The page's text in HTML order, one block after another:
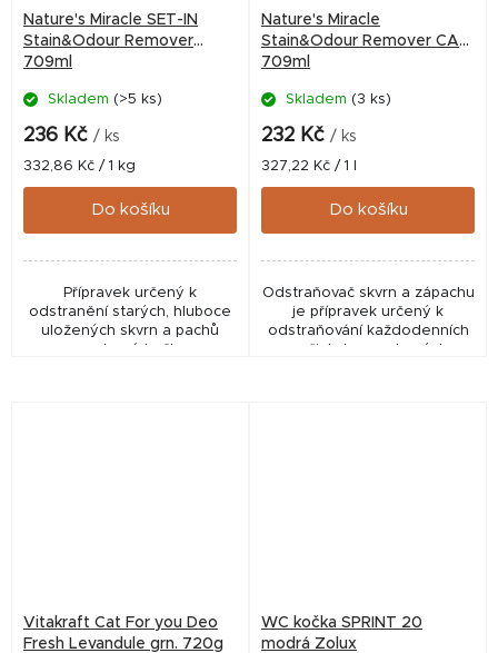
Nature's Miracle SET-IN
Stain&Odour Remover
709ml
Skladem (>5 ks)
236 Kč / ks
Měrná
cena:
332,86 Kč / 1 kg
Do košíku
Přípravek určený k
odstranění starých, hluboce
uložených skvrn a pachů
Nature's Miracle
Stain&Odour Remover CAT
709ml
Skladem (3 ks)
232 Kč / ks
Měrná
cena:
327,22 Kč / 1 l
Do košíku
Odstraňovač skvrn a zápachu
je přípravek určený k
odstraňování každodenních
Vitakraft Cat For you Deo
Fresh Levandule grn. 720g
WC kočka SPRINT 20
modrá Zolux